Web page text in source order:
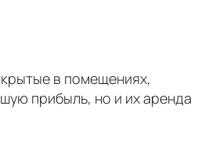
в помещениях,
прибыль, но и их аренда